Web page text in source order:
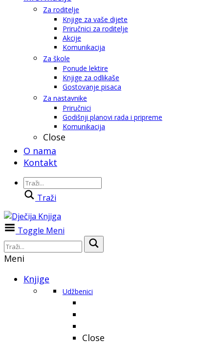
Za roditelje
Knjige za vaše dijete
Priručnici za roditelje
Akcije
Komunikacija
Za škole
Ponude lektire
Knjige za odlikaše
Gostovanje pisaca
Za nastavnike
Priručnici
Godišnji planovi rada i pripreme
Komunikacija
Close
O nama
Kontakt
Traži
Toggle Meni
Meni
Knjige
Udžbenici
Close